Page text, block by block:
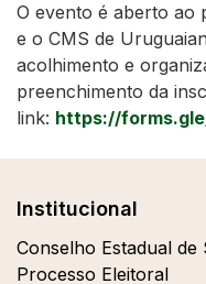
O evento é aberto ao
e o CMS de
acolhimento e
preenchimento da
link: https://
Institucional
Conselho Estadual de
Processo Eleitoral